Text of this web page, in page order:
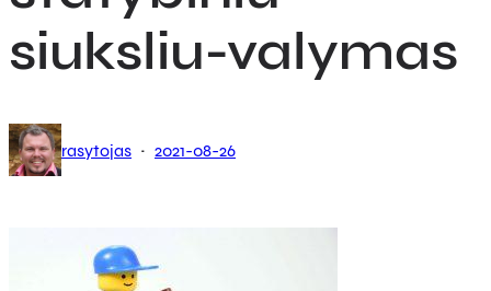
siuksliu-valymas
rasytojas · 2021-08-26